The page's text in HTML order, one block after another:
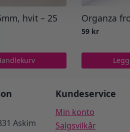
hvit – 25
Organza
59 kr
Askim
Kundeservice
Min konto
Salgsvilkår